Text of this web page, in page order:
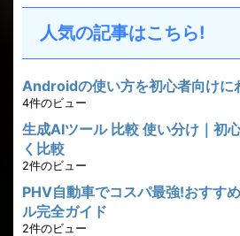
人気の記事はこちら!
Androidの使い方を初心者向けに
4件のビュー
生成AIツール 比較 使い分け｜初
く比較
2件のビュー
PHV自動車でコスパ最強!おすす
ル完全ガイド
2件のビュー